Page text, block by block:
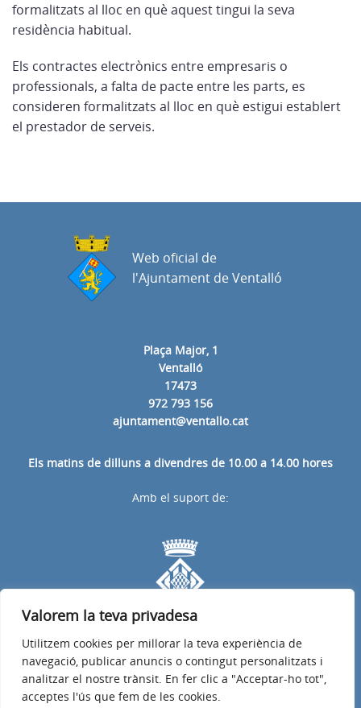
Valorem la teva privadesa
Utilitzem cookies per millorar la teva experiència de
navegació, publicar anuncis o contingut personalitzats i
analitzar el nostre trànsit. En fer clic a "Acceptar-ho tot",
acceptes l'ús que fem de les cookies.
formalitzats al lloc en què aquest tingui la seva
residència habitual.
Els contractes electrònics entre empresaris o
professionals, a falta de pacte entre les parts, es
consideren formalitzats al lloc en què estigui establert
el prestador de serveis.
Plaça Major, 1
Ventalló
17473
972 793 156
ajuntament@ventallo.cat
Els matins de dilluns a divendres de 10.00 a 14.00 hores
Web oficial de
l'Ajuntament de Ventalló
Avís legal Política de privacitat
Amb el suport de: